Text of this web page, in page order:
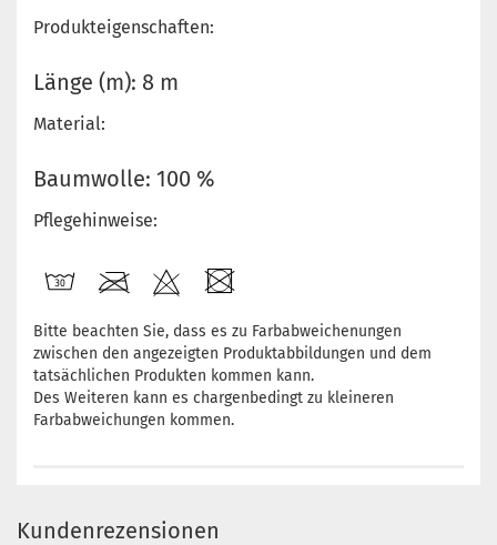
Produkteigenschaften:
Länge (m): 8 m
Material:
Baumwolle: 100 %
Pflegehinweise:
Bitte beachten Sie, dass es zu Farbabweichenungen
zwischen den angezeigten Produktabbildungen und dem
tatsächlichen Produkten kommen kann.
Des Weiteren kann es chargenbedingt zu kleineren
Farbabweichungen kommen.
Kundenrezensionen